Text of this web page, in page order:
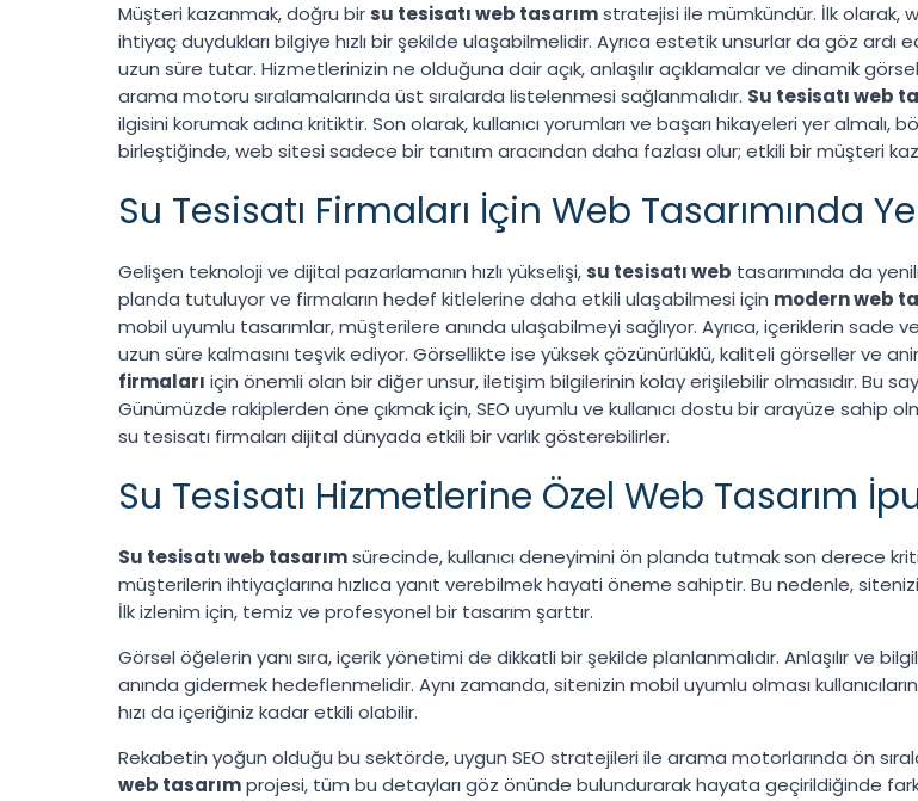
Müşteri kazanmak, doğru bir su tesisatı web tasarımstratejisi ile mümkündür. İlk olarak,
ihtiyaç duydukları bilgiye hızlı bir şekilde ulaşabilmelidir. Ayrıca estetik unsurlar da göz
uzun süre tutar. Hizmetlerinizin ne olduğuna dair açık, anlaşılır açıklamalar ve dinamik
arama motoru sıralamalarında üst sıralarda listelenmesi sağlanmalıdır. Su tesisatı web
ilgisini korumak adına kritiktir. Son olarak, kullanıcı yorumları ve başarı hikayeleri yer
birleştiğinde, web sitesi sadece bir tanıtım aracından daha fazlası olur; etkili bir müşteri
Su Tesisatı Firmaları İçin Web Tasarımında
Gelişen teknoloji ve dijital pazarlamanın hızlı yükselişi, su tesisatı web tasarımında da
planda tutuluyor ve firmaların hedef kitlelerine daha etkili ulaşabilmesi için modern web
mobil uyumlu tasarımlar, müşterilere anında ulaşabilmeyi sağlıyor. Ayrıca, içeriklerin sade
uzun süre kalmasını teşvik ediyor. Görsellikte ise yüksek çözünürlüklü, kaliteli görseller ve
firmaları için önemli olan bir diğer unsur, iletişim bilgilerinin kolay erişilebilir olmasıdır. Bu
Günümüzde rakiplerden öne çıkmak için, SEO uyumlu ve kullanıcı dostu bir arayüze sahip
su tesisatı firmaları dijital dünyada etkili bir varlık gösterebilirler.
Su Tesisatı Hizmetlerine Özel Web Tasarım
Su tesisatı web tasarımsürecinde, kullanıcı deneyimini ön planda tutmak son derece
müşterilerin ihtiyaçlarına hızlıca yanıt verebilmek hayati öneme sahiptir. Bu nedenle,
İlk izlenim için, temiz ve profesyonel bir tasarım şarttır.
Görsel öğelerin yanı sıra, içerik yönetimi de dikkatli bir şekilde planlanmalıdır. Anlaşılır ve
anında gidermek hedeflenmelidir. Aynı zamanda, sitenizin mobil uyumlu olması
hızı da içeriğiniz kadar etkili olabilir.
Rekabetin yoğun olduğu bu sektörde, uygun SEO stratejileri ile arama motorlarında ön
web tasarımprojesi, tüm bu detayları göz önünde bulundurarak hayata geçirildiğinde